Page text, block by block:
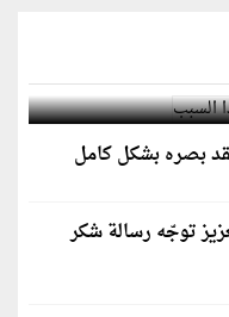
السبب
بصره بشكل كامل
توجّه رسالة شكر